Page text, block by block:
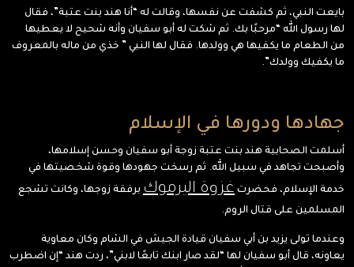
بايعت النبي، ثم كشفت عن نفسها، وقالت له “أنا هند بنت عتبة”، فقال
لها رسول الله “مرحبًا بك. ثم شكت له أبو سفيان وأنه شحيح لا يعطيها
من الطعام ما يكفيها هي وولدها. فقال لها النبي ” خذي من ماله بالمعروف
ما يكفيك وولدك”.
جهادها ودورها في الإسلام
أسلمت الصحابية هند بنت عتبة زوجة أبو سفيان وحسن إسلامها،
وأصبحت تجاهد في سبيل الله. ثم رسخت جهودها وقوة شخصيتها في
خدمة الإسلام، فحضرت غزوة اليرموك برفقة زوجها، وكانت تشجع
المسلمين على قتال الروم.
وعندما تولى يزيد بن أبي سفيان قيادة الجيش في الشام وكان معاوية
يعاونه، قال أبو سفيان لها “لقد صار ابنك تابعًا لابني”، ردت هند “إن اضطرب